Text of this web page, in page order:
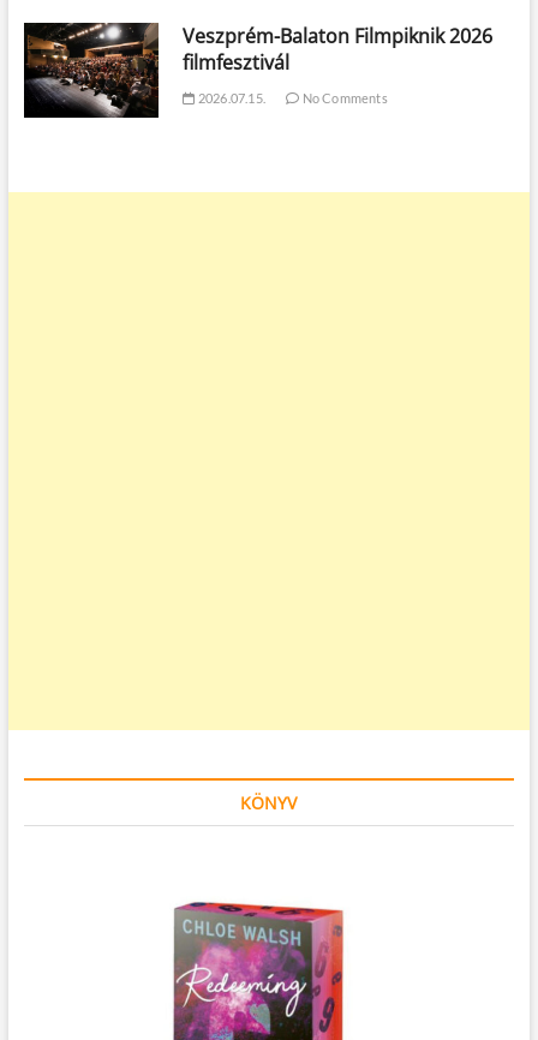
Veszprém-Balaton Filmpiknik 2026
filmfesztivál
2026.07.15. No Comments
KÖNYV